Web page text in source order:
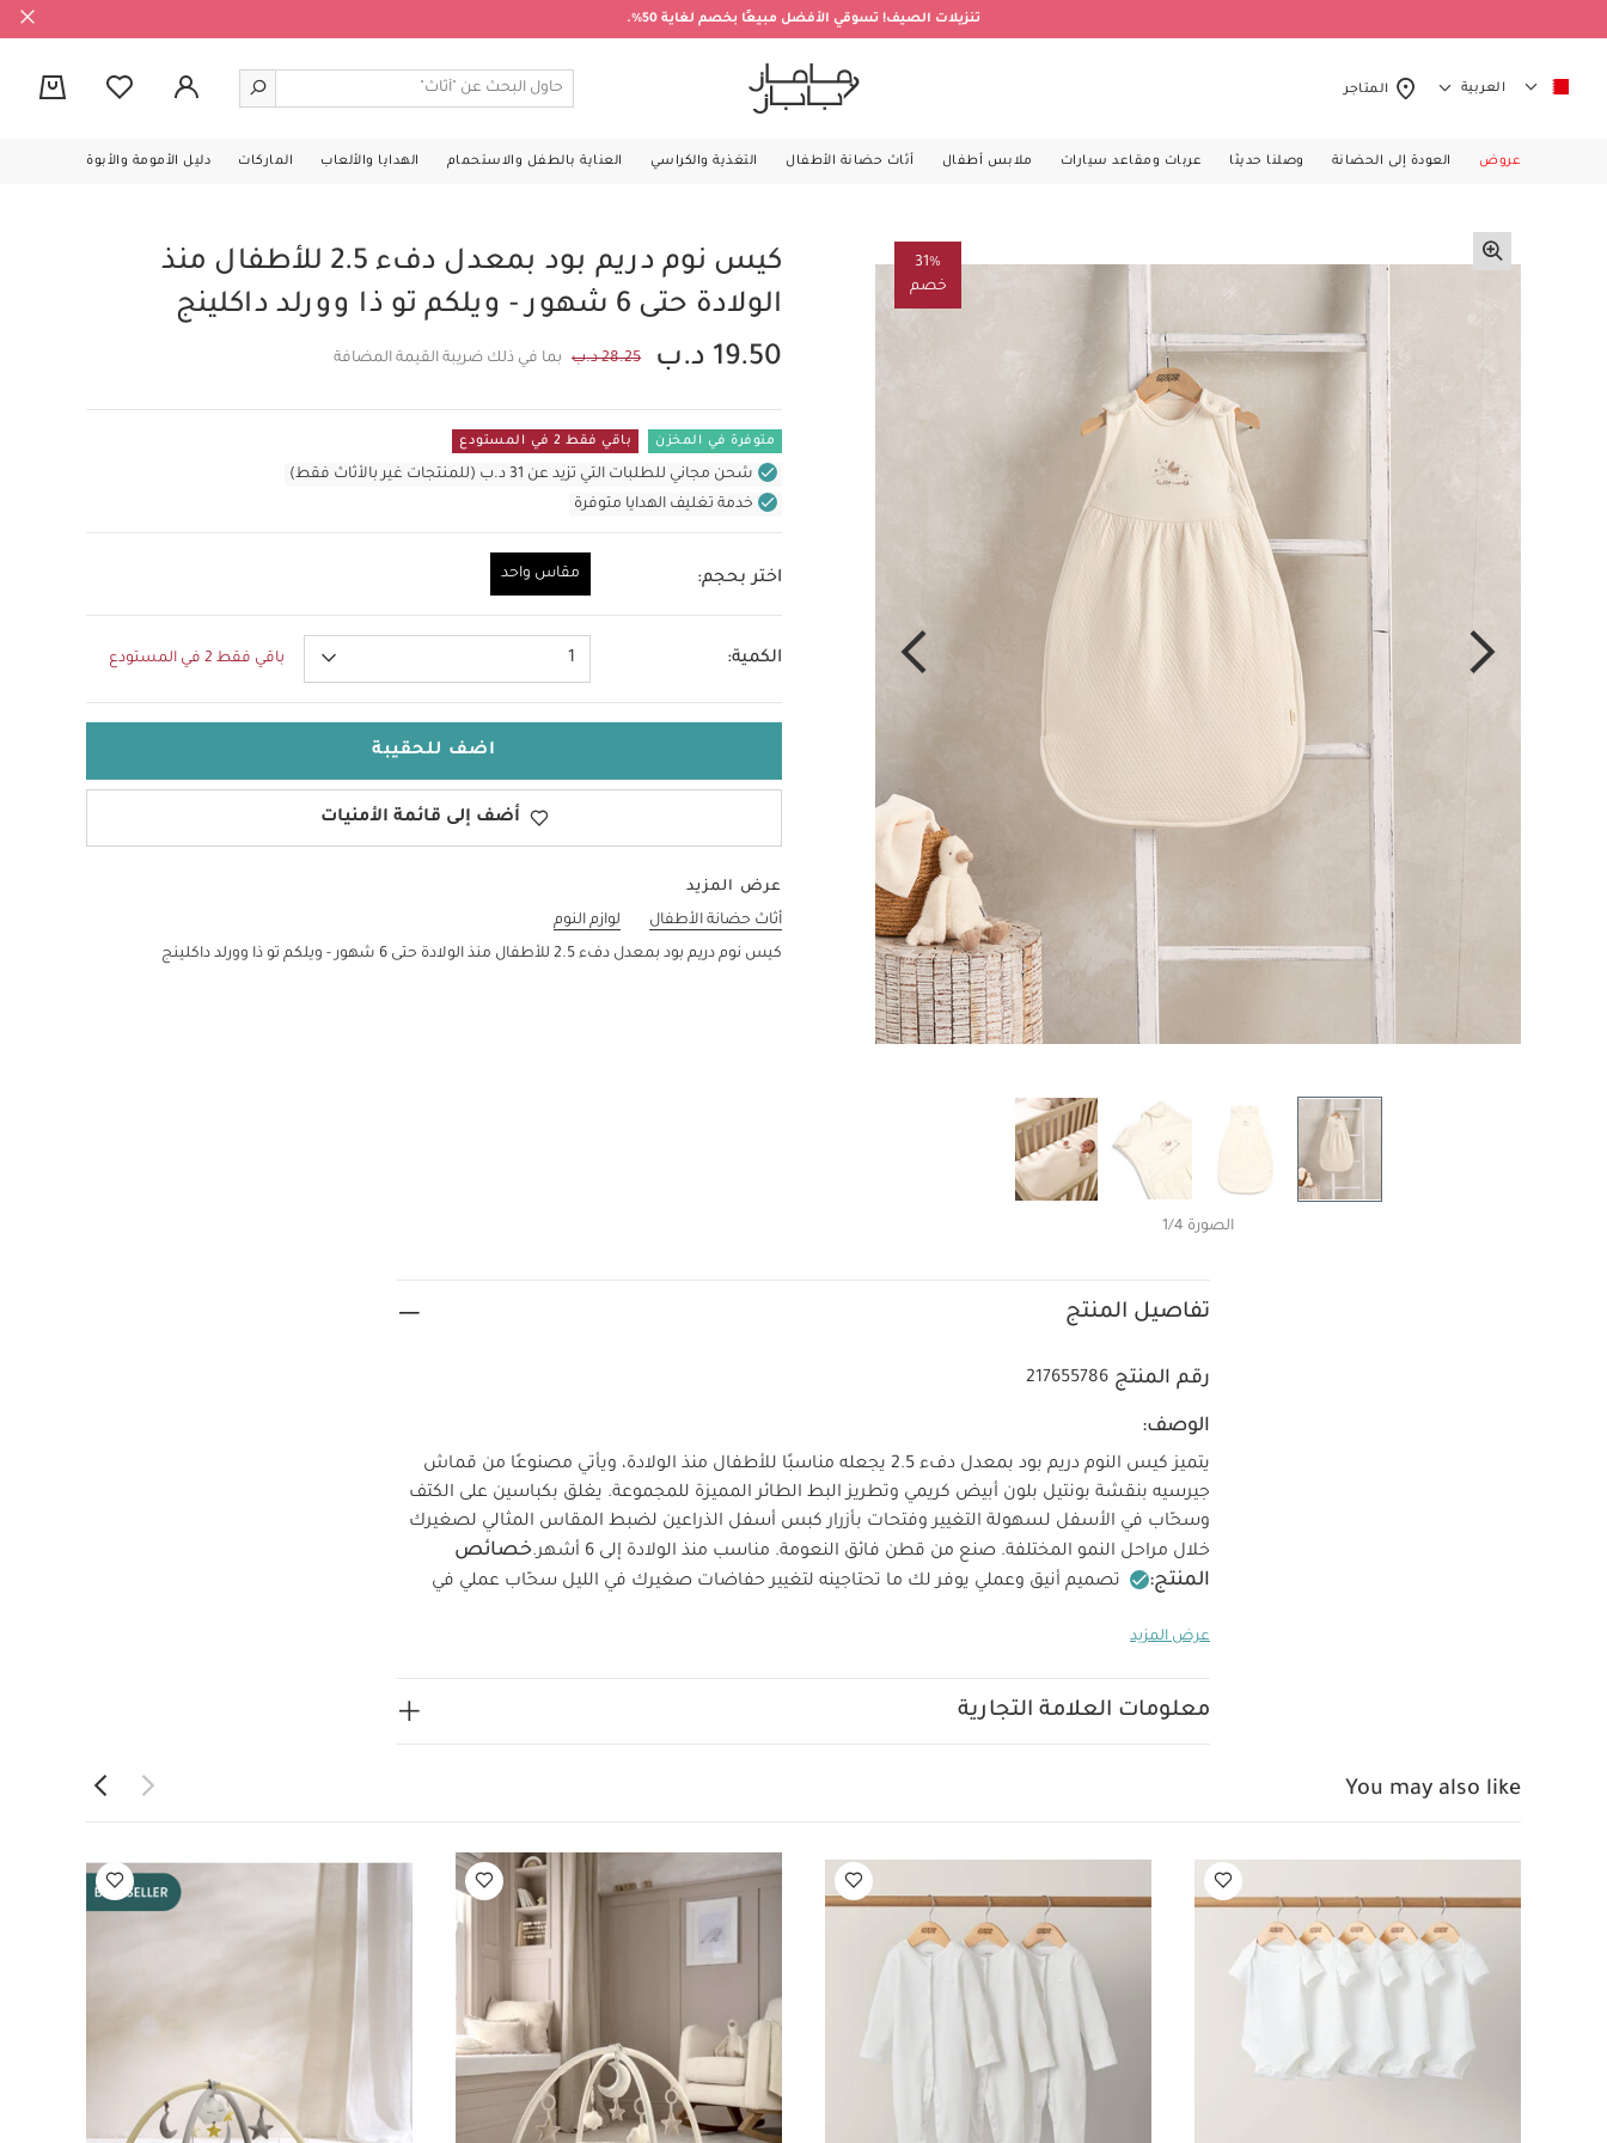
تنزيلات الصيف! تسوقي الأفضل مبيعًا بخصم لغاية 50%.
العربية المتاجر
عروض العودة إلى الحضانة وصلنا حديثا عربات ومقاعد سيارات ملابس أطفال أثاث حضانة الأطفال التغذية والكراسي العناية بالطفل والاستحمام الهدايا والألعاب الماركات دليل الأمومة والأبوة
31%
خصم
الصورة 1/4
كيس نوم دريم بود بمعدل دفء 2.5 للأطفال منذ
الولادة حتى 6 شهور - ويلكم تو ذا وورلد داكلينج
19.50 د.ب
28.25 د.ب بما في ذلك ضريبة القيمة المضافة
متوفرة في المخزن باقي فقط 2 في المستودع
شحن مجاني للطلبات التي تزيد عن 31 د.ب (للمنتجات غير بالأثاث فقط)
خدمة تغليف الهدايا متوفرة
اختر بحجم: مقاس واحد
الكمية: 1 باقي فقط 2 في المستودع
اضف للحقيبة
أضف إلى قائمة الأمنيات
عرض المزيد
أثاث حضانة الأطفال
لوازم النوم
كيس نوم دريم بود بمعدل دفء 2.5 للأطفال منذ الولادة حتى 6 شهور - ويلكم تو ذا وورلد داكلينج
تفاصيل المنتج
رقم المنتج 217655786
الوصف:
يتميز كيس النوم دريم بود بمعدل دفء 2.5 يجعله مناسبًا للأطفال منذ الولادة، ويأتي مصنوعًا من قماش
جيرسيه بنقشة بونتيل بلون أبيض كريمي وتطريز البط الطائر المميزة للمجموعة. يغلق بكباسين على الكتف
وسحّاب في الأسفل لسهولة التغيير وفتحات بأزرار كبس أسفل الذراعين لضبط المقاس المثالي لصغيرك
خلال مراحل النمو المختلفة. صنع من قطن فائق النعومة. مناسب منذ الولادة إلى 6 أشهر.
خصائص
المنتج:
تصميم أنيق وعملي يوفر لك ما تحتاجينه لتغيير حفاضات صغيرك في الليل سحّاب عملي في
لصغيرك خلال مراحل نموه المختلفة
أسفل الذراعين
مصنوع من قطن فائق النعومة
بطانية يجب الانتباه لدرجة حرارة الغرفة وملابس الطفل أثناء النوم. قد يؤدي فرط التدفئة إلى تعريض حياة
النار
طقم ألبسة قطعة واحدة بأكمام قصيرة قماش عضوي بلون أبيض - 5 قطع
طقم بيجاما قطعة
واحدة عضوية بلون أبيض - 3 قطع
مفرش لعب بدمية بطة - ويلكم تو ذا ورلد داكلينج
مفرش اللعب والرياضة - دريم أبون
غطاء لأوقات الرضاعة موم آند بلاي متعدد الاستخدامات من دومو - أخضر
عرض المزيد
معلومات العلامة التجارية
You may also like